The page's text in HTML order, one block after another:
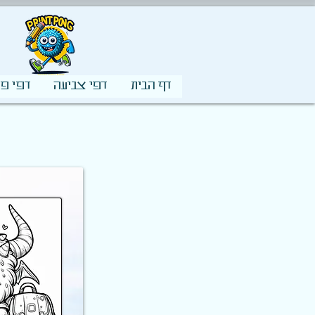
דף הבית דפי צביעה דפי